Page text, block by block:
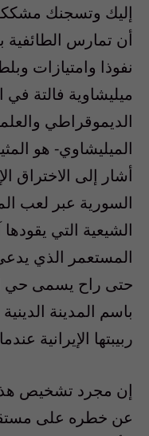
إليك وتسجنك
أن تمارس
نفوذا وامتيازات
ميليشاوية فالتة في
الديموقراطي
الميليشاوي- هو
أشار إلى الاختراق
السورية عبر لعب
الشيعية التي
المستعمر الذي
حتى راح يسمى حي
باسم المدينة
ربيبتها الإيرانية
إن مجرد تشخيص هذا
عن خطره على